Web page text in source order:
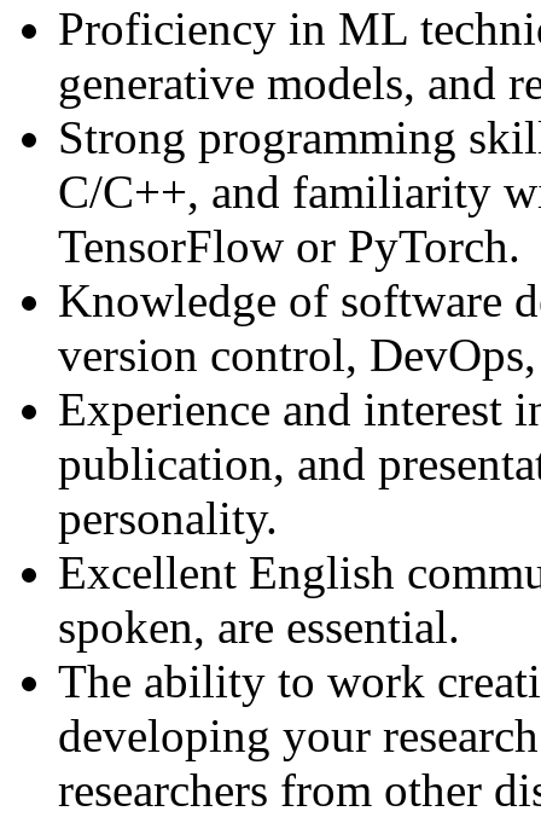
Proficiency in ML
generative models, and
Strong programming
C/C++, and familiarity
TensorFlow or PyTorch.
Knowledge of software
version control,
Experience and interest
publication, and
personality.
Excellent English
spoken, are essential.
The ability to work
developing your
researchers from other